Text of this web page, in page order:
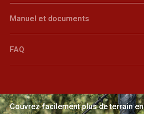
Manuel et documents
FAQ
Couvrez facilement plus de terrain